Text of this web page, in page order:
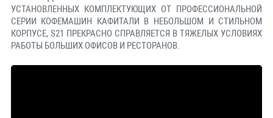
УСТАНОВЛЕННЫХ КОМПЛЕКТУЮЩИХ ОТ ПРОФЕССИОНАЛЬНОЙ
СЕРИИ КОФЕМАШИН КАФИТАЛИ В НЕБОЛЬШОМ И СТИЛЬНОМ
КОРПУСЕ, S21 ПРЕКРАСНО СПРАВЛЯЕТСЯ В ТЯЖЕЛЫХ УСЛОВИЯХ
РАБОТЫ БОЛЬШИХ ОФИСОВ И РЕСТОРАНОВ.